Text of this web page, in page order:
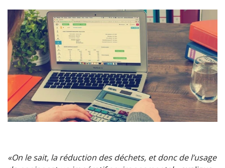
«On le sait, la réduction des déchets, et donc de l’usage